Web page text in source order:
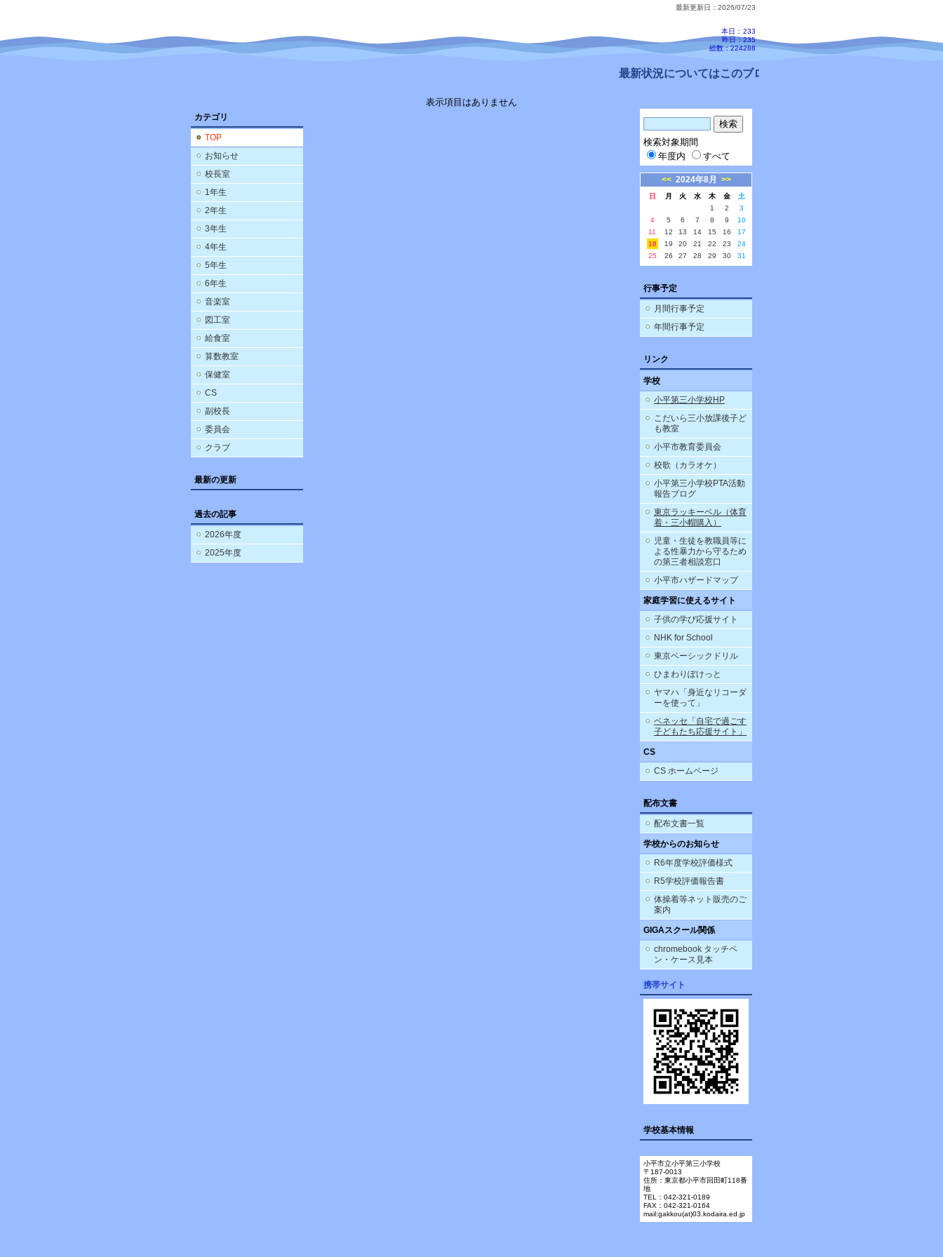
最新更新日：2026/07/23
本日： 233
昨日：235
総数：224288
最新状況についてはこのブログ、配信メールをご確認ください。
カテゴリ
TOP
お知らせ
校長室
1年生
2年生
3年生
4年生
5年生
6年生
音楽室
図工室
給食室
算数教室
保健室
CS
副校長
委員会
クラブ
最新の更新
過去の記事
2026年度
2025年度
表示項目はありません
検索対象期間
年度内
すべて
<< 2024年8月 >>
日 月 火 水 木 金
土
1
2
3
4
5 6 7 8 9
10
11
12 13 14 15 16
17
18
19 20 21 22 23
24
25
26 27 28 29 30 31
行事予定
月間行事予定
年間行事予定
リンク
学校
小平第三小学校HP
こだいら三小放課後子ど
も教室
小平市教育委員会
校歌（カラオケ）
小平第三小学校PTA活動
報告ブログ
東京ラッキーベル（体育
着・三小帽購入）
児童・生徒を教職員等に
よる性暴力から守るため
の第三者相談窓口
小平市ハザードマップ
家庭学習に使えるサイト
子供の学び応援サイト
NHK for School
東京ベーシックドリル
ひまわりぽけっと
ヤマハ「身近なリコーダ
ーを使って」
ベネッセ「自宅で過ごす
子どもたち応援サイト」
CS
CS ホームページ
配布文書
配布文書一覧
学校からのお知らせ
R6年度学校評価様式
R5学校評価報告書
体操着等ネット販売のご
案内
GIGAスクール関係
chromebook タッチペ
ン・ケース見本
携帯サイト
学校基本情報
小平市立小平第三小学校
〒187-0013
住所：東京都小平市回田町118番
地
TEL：042-321-0189
FAX：042-321-0164
mail:gakkou(at)03.kodaira.ed.jp